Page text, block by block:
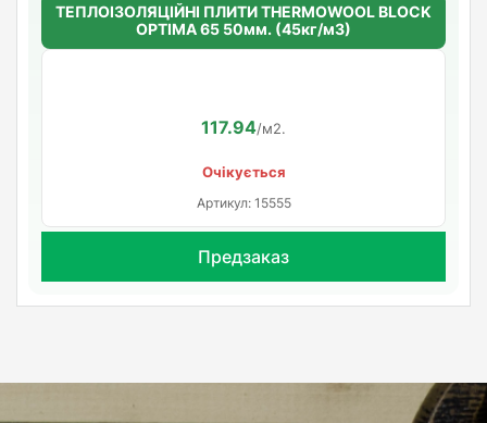
ТЕПЛОІЗОЛЯЦІЙНІ ПЛИТИ THERMOWOOL BLOCK
OPTIMA 65 50мм. (45кг/м3)
117.94/м2.
Очікується
Артикул: 15555
Предзаказ